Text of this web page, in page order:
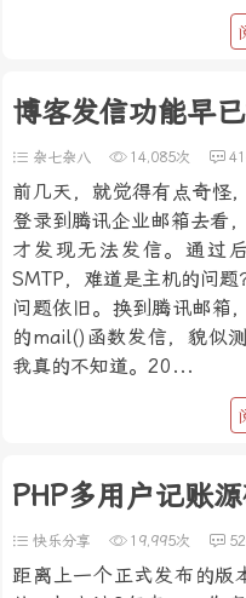
博客发信功能早
杂七杂八 14,085次
前几天，就觉得有点奇怪
登录到腾讯企业邮箱去看
才发现无法发信。通过
SMTP，难道是主机的问题
问题依旧。换到腾讯邮箱
的mail()函数发信，貌似
我真的不知道。20...
PHP多用户记账
快乐分享 19,995次
距离上一个正式发布的版